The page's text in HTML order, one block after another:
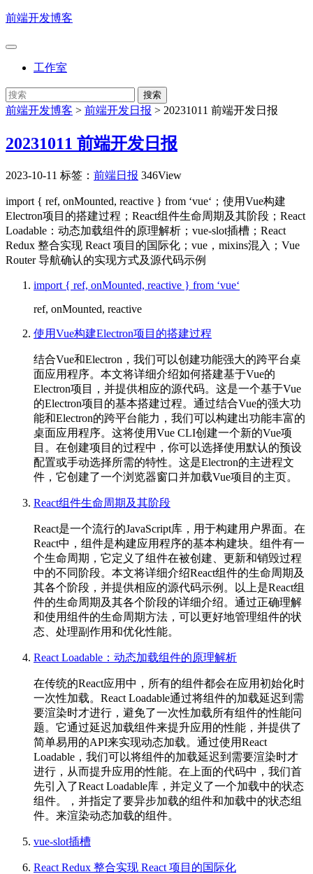
前端开发博客
工作室
前端开发博客 > 前端开发日报 > 20231011 前端开发日报
20231011 前端开发日报
2023-10-11 标签： 前端日报 346View
import { ref, onMounted, reactive } from ‘vue‘；使用Vue构建
Electron项目的搭建过程；React组件生命周期及其阶段；React
Loadable：动态加载组件的原理解析；vue-slot插槽；React
Redux 整合实现 React 项目的国际化；vue，mixins混入；Vue
Router 导航确认的实现方式及源代码示例
import { ref, onMounted, reactive } from ‘vue‘
ref, onMounted, reactive
使用Vue构建Electron项目的搭建过程
结合Vue和Electron，我们可以创建功能强大的跨平台桌
面应用程序。本文将详细介绍如何搭建基于Vue的
Electron项目，并提供相应的源代码。这是一个基于Vue
的Electron项目的基本搭建过程。通过结合Vue的强大功
能和Electron的跨平台能力，我们可以构建出功能丰富的
桌面应用程序。这将使用Vue CLI创建一个新的Vue项
目。在创建项目的过程中，你可以选择使用默认的预设
配置或手动选择所需的特性。这是Electron的主进程文
件，它创建了一个浏览器窗口并加载Vue项目的主页。
React组件生命周期及其阶段
React是一个流行的JavaScript库，用于构建用户界面。在
React中，组件是构建应用程序的基本构建块。组件有一
个生命周期，它定义了组件在被创建、更新和销毁过程
中的不同阶段。本文将详细介绍React组件的生命周期及
其各个阶段，并提供相应的源代码示例。以上是React组
件的生命周期及其各个阶段的详细介绍。通过正确理解
和使用组件的生命周期方法，可以更好地管理组件的状
态、处理副作用和优化性能。
React Loadable：动态加载组件的原理解析
在传统的React应用中，所有的组件都会在应用初始化时
一次性加载。React Loadable通过将组件的加载延迟到需
要渲染时才进行，避免了一次性加载所有组件的性能问
题。它通过延迟加载组件来提升应用的性能，并提供了
简单易用的API来实现动态加载。通过使用React
Loadable，我们可以将组件的加载延迟到需要渲染时才
进行，从而提升应用的性能。在上面的代码中，我们首
先引入了React Loadable库，并定义了一个加载中的状态
组件。，并指定了要异步加载的组件和加载中的状态组
件。来渲染动态加载的组件。
vue-slot插槽
React Redux 整合实现 React 项目的国际化